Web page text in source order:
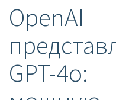
OpenAI
GPT-4o: